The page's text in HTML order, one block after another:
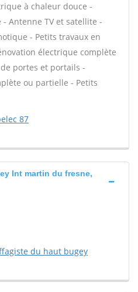
à chaleur douce -
Antenne TV et satellite -
- Petits travaux en
électrique complète
portes et portails -
ou partielle - Petits
87
Int martin du fresne,
du haut bugey